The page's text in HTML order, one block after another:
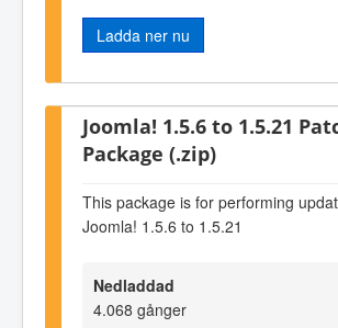
Ladda ner nu
Joomla! 1.5.6 to 1.5.21
Package (.zip)
This package is for performing
Joomla! 1.5.6 to 1.5.21
Nedladdad
4.068 gånger